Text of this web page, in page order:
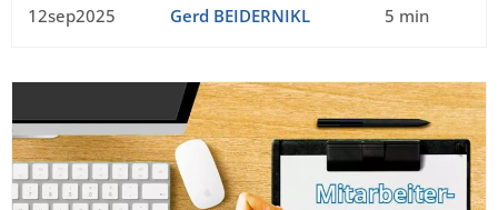
12sep2025 Gerd BEIDERNIKL 5 min